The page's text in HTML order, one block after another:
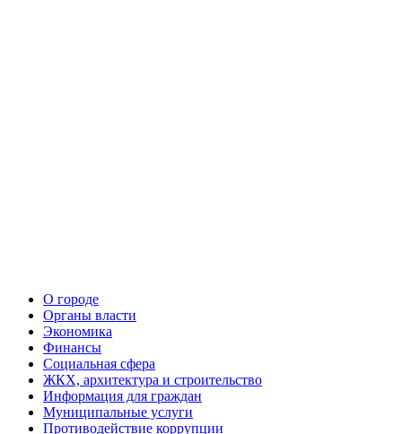
О городе
Органы власти
Экономика
Финансы
Социальная сфера
ЖКХ, архитектура и строительство
Информация для граждан
Муниципальные услуги
Противодействие коррупции